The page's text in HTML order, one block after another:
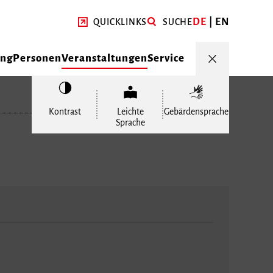
QUICKLINKS SUCHEDE EN
PersonenVeranstaltungenService
Kontrast
Leichte
Sprache
Gebärdensprache